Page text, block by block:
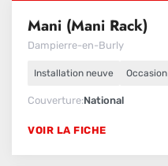
Mani (Mani Rack)
Dampierre-en-Burly
Installation neuve Occasion
Couverture National
VOIR LA FICHE